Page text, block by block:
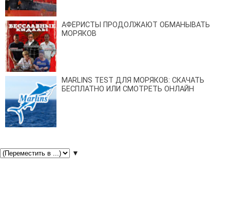
АФЕРИСТЫ ПРОДОЛЖАЮТ ОБМАНЫВАТЬ
МОРЯКОВ
MARLINS TEST ДЛЯ МОРЯКОВ: СКАЧАТЬ
БЕСПЛАТНО ИЛИ СМОТРЕТЬ ОНЛАЙН
▼